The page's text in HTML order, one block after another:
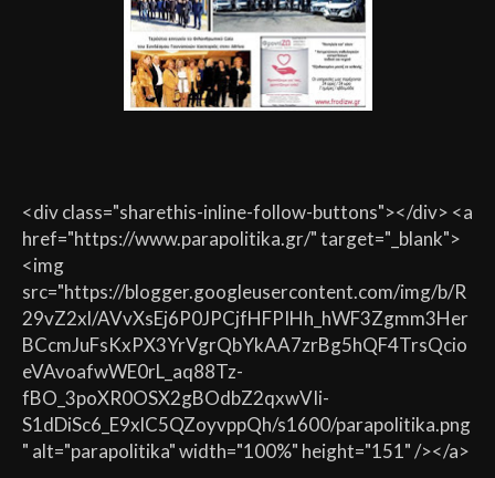
<div class="sharethis-inline-follow-buttons"></div> <a
href="https://www.parapolitika.gr/" target="_blank">
<img
src="https://blogger.googleusercontent.com/img/b/R
29vZ2xl/AVvXsEj6P0JPCjfHFPIHh_hWF3Zgmm3Her
BCcmJuFsKxPX3YrVgrQbYkAA7zrBg5hQF4TrsQcio
eVAvoafwWE0rL_aq88Tz-
fBO_3poXR0OSX2gBOdbZ2qxwVIi-
S1dDiSc6_E9xlC5QZoyvppQh/s1600/parapolitika.png
" alt="parapolitika" width="100%" height="151" /></a>